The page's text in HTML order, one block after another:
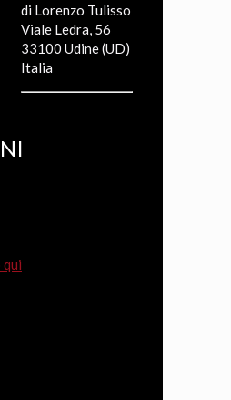
di Lorenzo Tulisso
Viale Ledra, 56
33100 Udine (UD)
Italia